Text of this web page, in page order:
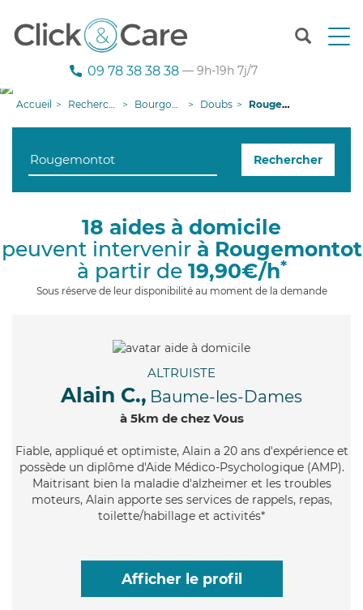
T
n
g
i
09 78 38 38 38 — 9h-19h 7j/7
Accueil Recherche aide à domicile Bourgogne-Franche-Comté Doubs Rougemontot
Rechercher
18 aides à domicile
peuvent intervenir à Rougemontot
à partir de 19,90€/h*
Sous réserve de leur disponibilité au moment de la demande
ALTRUISTE
Alain C., Baume-les-Dames
à 5km de chez Vous
Fiable, appliqué et optimiste, Alain a 20 ans d'expérience et
possède un diplôme d'Aide Médico-Psychologique (AMP).
Maitrisant bien la maladie d'alzheimer et les troubles
moteurs, Alain apporte ses services de rappels, repas,
toilette/habillage et activités*
Afficher le profil